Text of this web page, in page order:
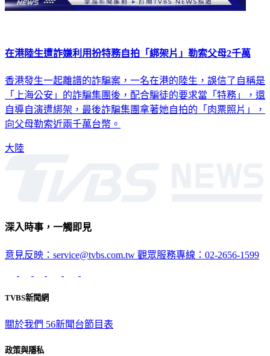
在港陸生遭詐嫌利用扮特務自拍「綁架片」勒索父母2千萬
香港發生一起離譜的詐騙案，一名在港的陸生，誤信了自稱是
「上海公安」的詐騙集團後，配合騙徒的要求當「特務」，還
自導自演遭綁架，最後詐騙集團拿著她自拍的「肉票照片」，
向父母勒索近兩千萬台幣。
大陸
深入時事，一觸即見
意見反映：service@tvbs.com.tw 觀眾服務專線：02-2656-1599
TVBS新聞網
關於我們 56新聞台節目表
政策與隱私